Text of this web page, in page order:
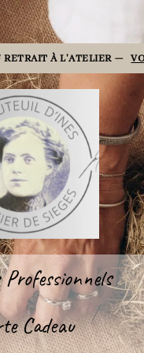
RETRAIT À L'ATELIER —
Cadeau